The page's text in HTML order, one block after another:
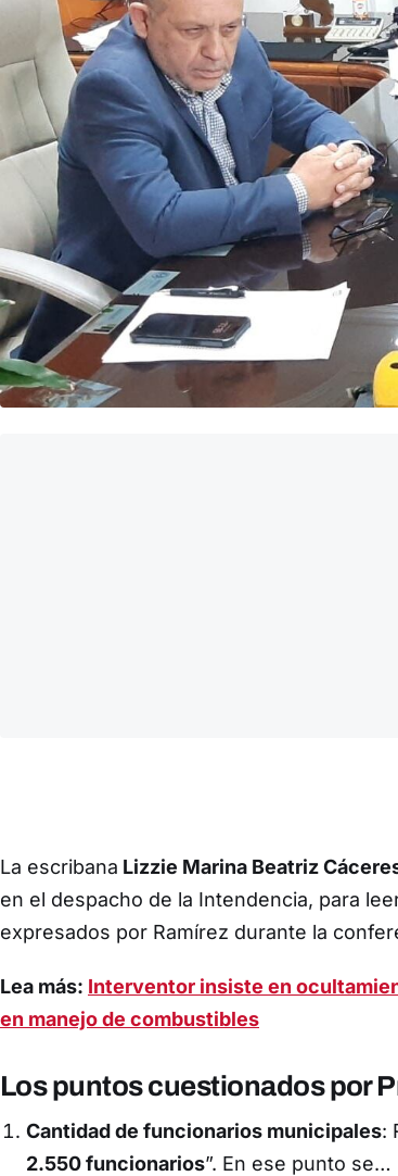
La escribana Lizzie Marina Beatriz
en el despacho de la Intendencia, para
expresados por Ramírez durante la
Lea más: Interventor insiste en
en manejo de combustibles
Los puntos cuestionados por
Cantidad de funcionarios municipales:
2.550 funcionarios”. En ese punto se…